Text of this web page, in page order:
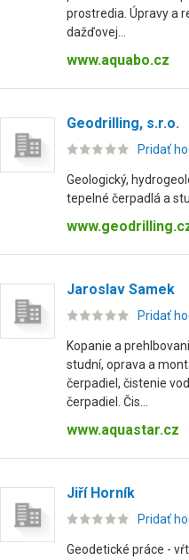
prostredia. Úpravy a
dažďovej...
www.aquabo.cz
Geodrilling, s.r.o.
Pridať
Geologický,
tepelné čerpadlá a
Jaroslav Samek
Pridať
Kopanie a
studní, oprava a
čerpadiel, čistenie
čerpadiel. Čis...
www.aquastar.cz
Jiří Horník
Pridať
Geodetické práce -